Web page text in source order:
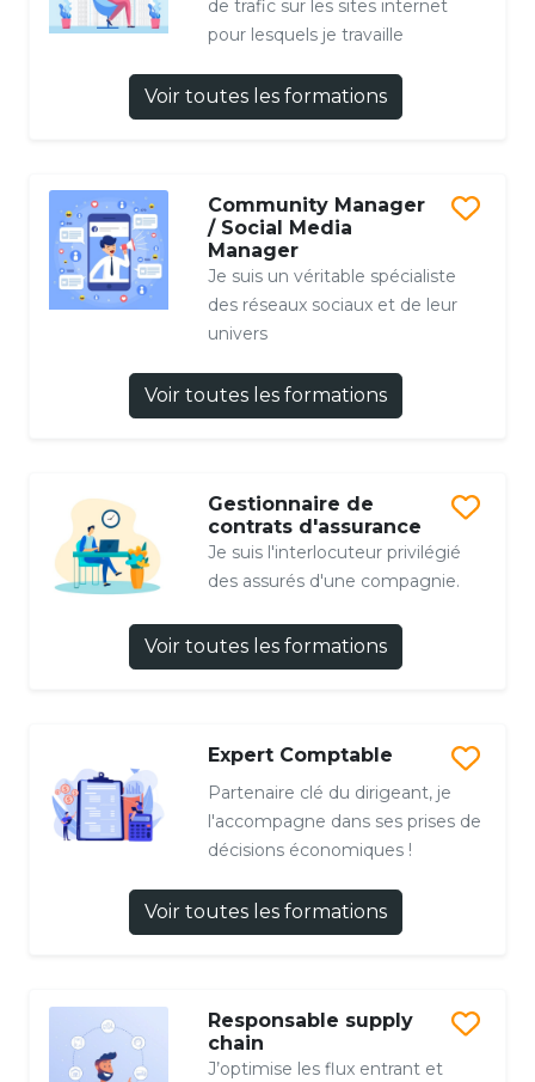
de trafic sur les sites internet
pour lesquels je travaille
Voir toutes les formations
Community Manager
/ Social Media
Manager
Je suis un véritable spécialiste
des réseaux sociaux et de leur
univers
Voir toutes les formations
Gestionnaire de
contrats d'assurance
Je suis l'interlocuteur privilégié
des assurés d'une compagnie.
Voir toutes les formations
Expert Comptable
Partenaire clé du dirigeant, je
l'accompagne dans ses prises de
décisions économiques !
Voir toutes les formations
Responsable supply
chain
J’optimise les flux entrant et